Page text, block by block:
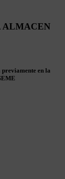
ALMACEN
en la